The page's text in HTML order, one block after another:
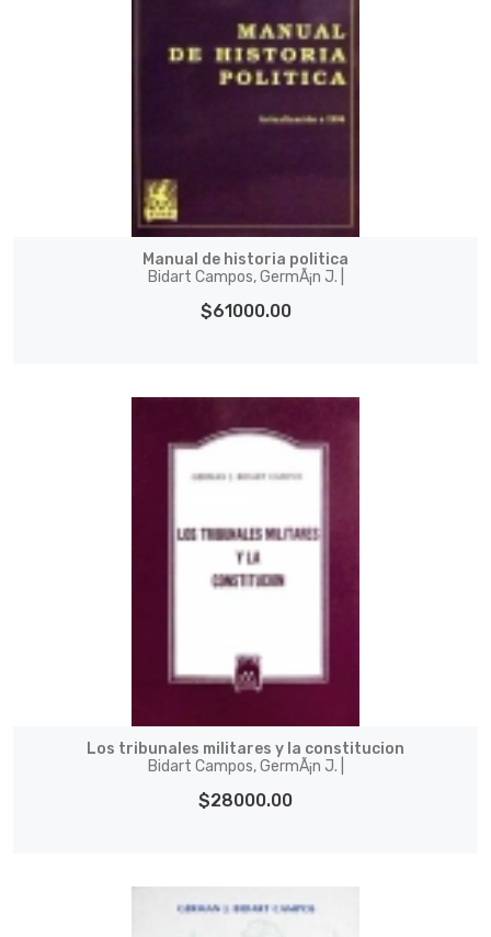
Manual de historia poli­tica
Bidart Campos, GermÃ¡n J. |
$61000.00
Los tribunales militares y la constitucion
Bidart Campos, GermÃ¡n J. |
$28000.00